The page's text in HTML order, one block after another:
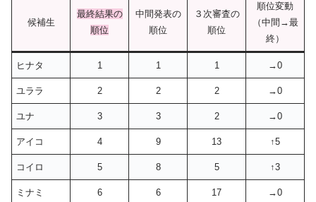
候補生
最終結果の
順位
中間発表の
順位
３次審査の
順位
順位変動
（中間→最
終）
ヒナタ 1 1 1 →0
ユララ 2 2 2 →0
ユナ 3 3 2 →0
アイコ 4 9 13 ↑5
コイロ 5 8 5 ↑3
ミナミ 6 6 17 →0